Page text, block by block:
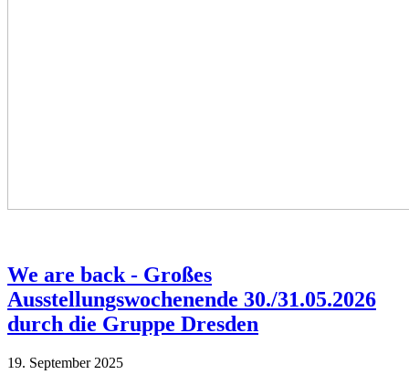
We are back - Großes
Ausstellungswochenende 30./31.05.2026
durch die Gruppe Dresden
19. September 2025